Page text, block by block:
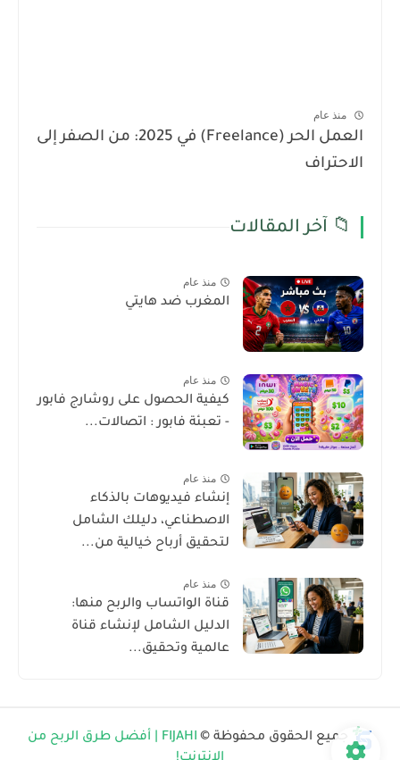
منذ عام
العمل الحر (Freelance) في 2025: من الصفر إلى
الاحتراف
📁 آخر المقالات
منذ عام
المغرب ضد هايتي
منذ عام
كيفية الحصول على روشارج فابور
- تعبئة فابور : اتصالات...
منذ عام
إنشاء فيديوهات بالذكاء
الاصطناعي، دليلك الشامل
لتحقيق أرباح خيالية من...
منذ عام
قناة الواتساب والربح منها:
الدليل الشامل لإنشاء قناة
عالمية وتحقيق...
جميع الحقوق محفوظة ©
FIJAHI | أفضل طرق الربح من